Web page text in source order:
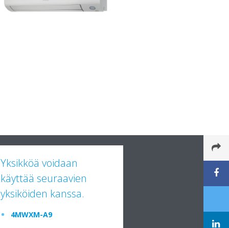
Yksikköä voidaan
käyttää seuraavien
yksiköiden kanssa.
4MWXM-A9